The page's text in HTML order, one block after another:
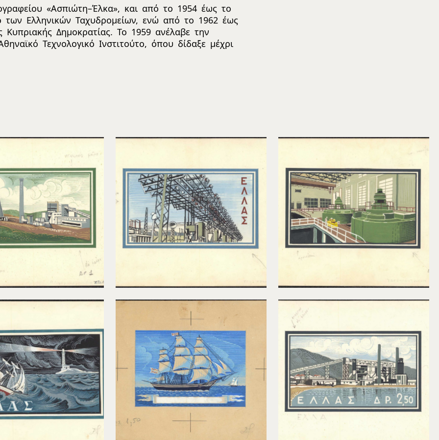
«Ασπιώτη–Έλκα», και από το 1954 έως το
των Ελληνικών Ταχυδρομείων, ενώ από το 1962 έως
Δημοκρατίας. Το 1959 ανέλαβε την
Τεχνολογικό Ινστιτούτο, όπου δίδαξε μέχρι